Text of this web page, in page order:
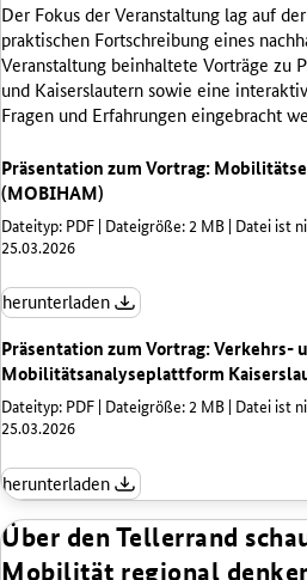
Der Fokus der Veranstaltung lag auf
praktischen Fortschreibung eines
Veranstaltung beinhaltete Vorträge zu
und Kaiserslautern sowie eine
Fragen und Erfahrungen eingebracht
Präsentation zum Vortrag:
(MOBIHAM)
Dateityp: PDF | Dateigröße: 2 MB | Datei ist
25.03.2026
herunterladen
Präsentation zum Vortrag: Verkehrs-
Mobilitätsanalyseplattform
Dateityp: PDF | Dateigröße: 2 MB | Datei ist
25.03.2026
herunterladen
Über den Tellerrand
Mobilität regional